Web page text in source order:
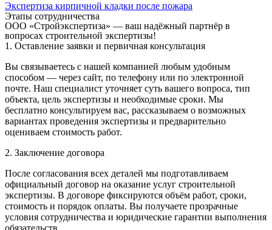
Экспертиза кирпичной кладки после пожара
Этапы сотрудничества
ООО «Стройэкспертиза» — ваш надёжный партнёр в
вопросах строительной экспертизы!
1. Оставление заявки и первичная консультация
Вы связываетесь с нашей компанией любым удобным
способом — через сайт, по телефону или по электронной
почте. Наш специалист уточняет суть вашего вопроса, тип
объекта, цель экспертизы и необходимые сроки. Мы
бесплатно консультируем вас, рассказываем о возможных
вариантах проведения экспертизы и предварительно
оцениваем стоимость работ.
2. Заключение договора
После согласования всех деталей мы подготавливаем
официальный договор на оказание услуг строительной
экспертизы. В договоре фиксируются объём работ, сроки,
стоимость и порядок оплаты. Вы получаете прозрачные
условия сотрудничества и юридические гарантии выполнения
обязательств.